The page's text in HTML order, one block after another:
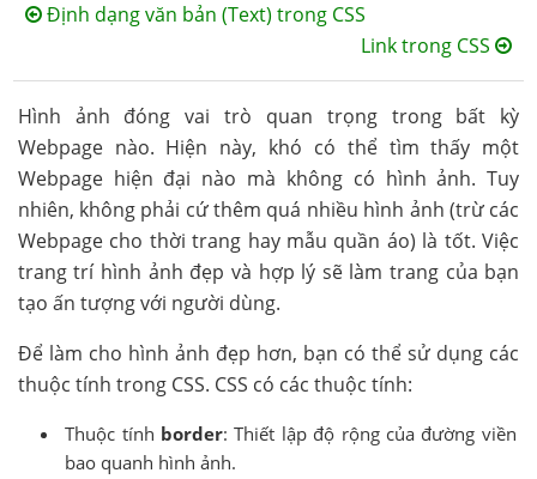
Định dạng văn bản (Text) trong CSS
Link trong CSS
Hình ảnh đóng vai trò quan trọng trong bất kỳ
Webpage nào. Hiện này, khó có thể tìm thấy một
Webpage hiện đại nào mà không có hình ảnh. Tuy
nhiên, không phải cứ thêm quá nhiều hình ảnh (trừ các
Webpage cho thời trang hay mẫu quần áo) là tốt. Việc
trang trí hình ảnh đẹp và hợp lý sẽ làm trang của bạn
tạo ấn tượng với người dùng.
Để làm cho hình ảnh đẹp hơn, bạn có thể sử dụng các
thuộc tính trong CSS. CSS có các thuộc tính:
Thuộc tính border: Thiết lập độ rộng của đường viền
bao quanh hình ảnh.